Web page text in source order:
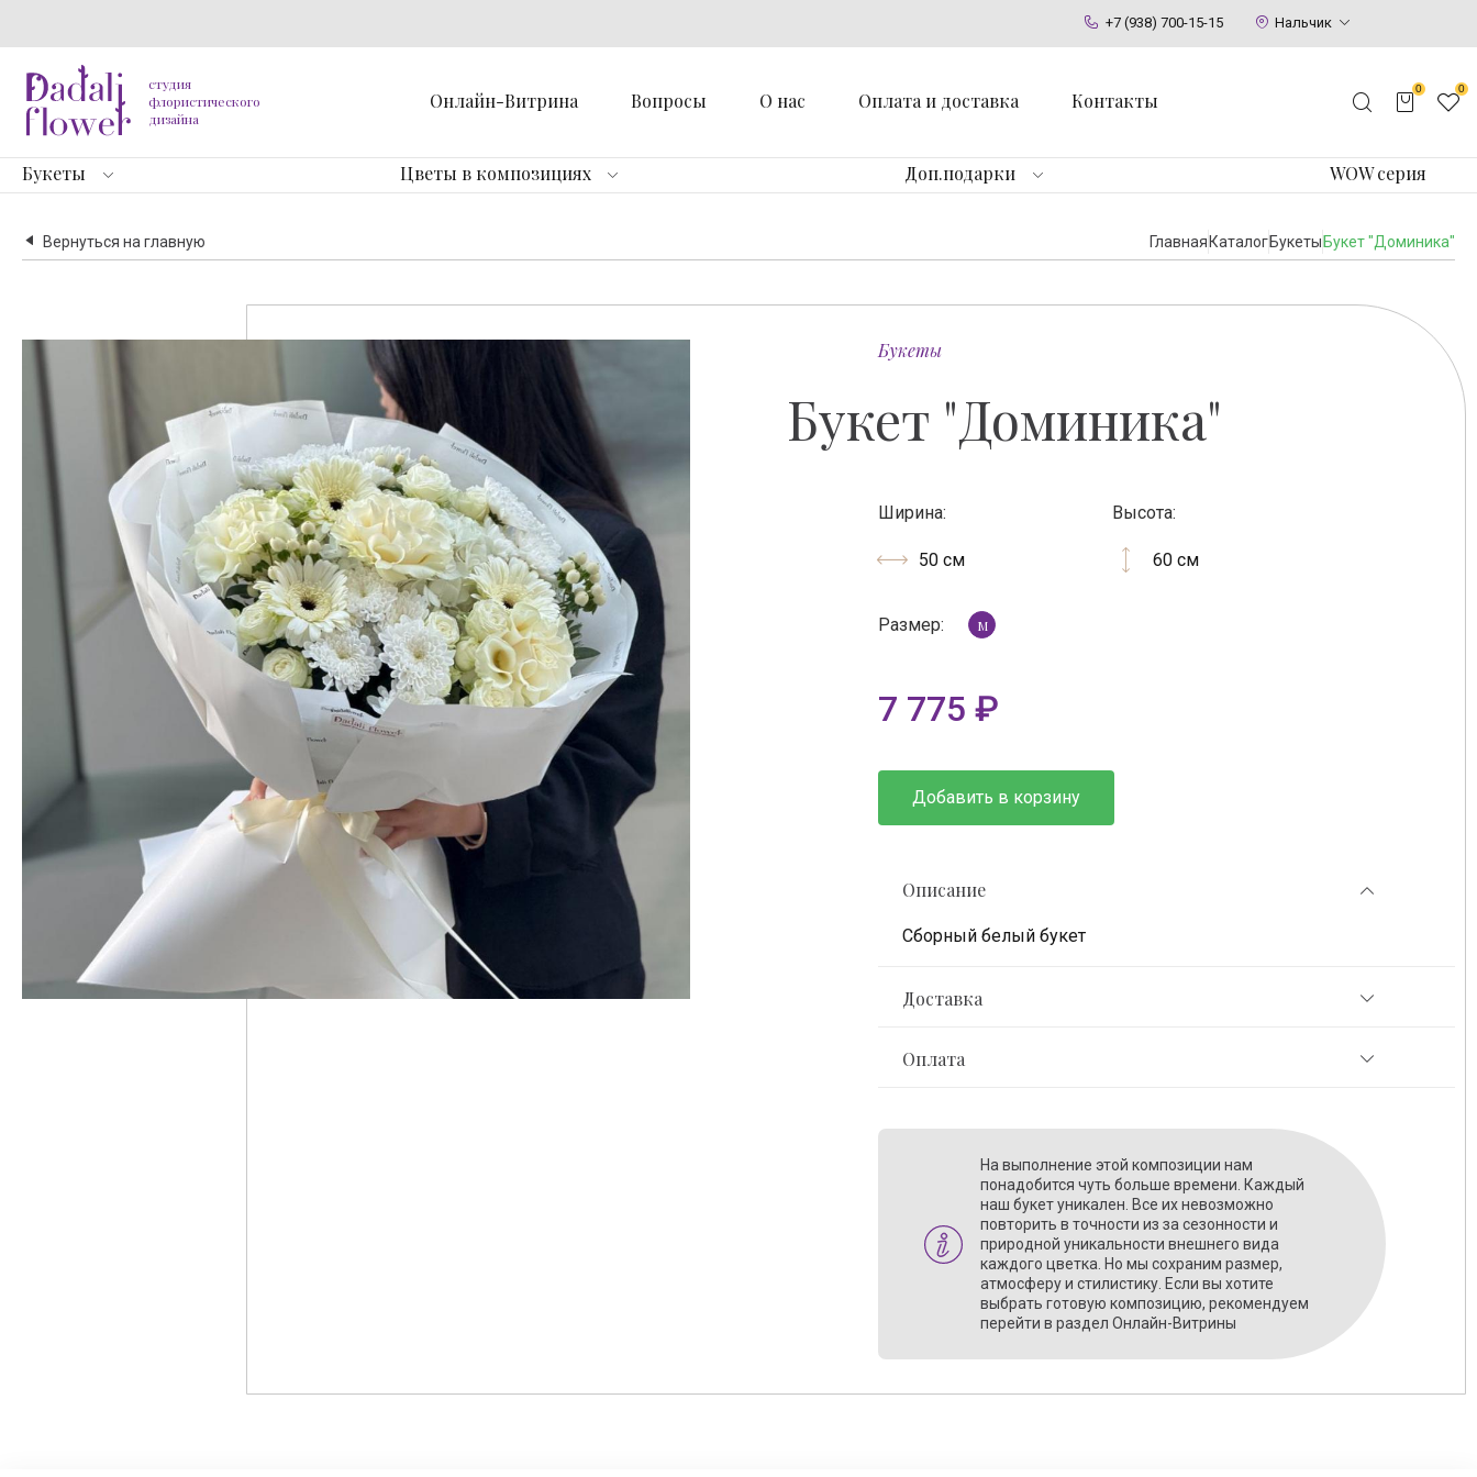
+7 (938) 700-15-15 Нальчик
студия
флористического
дизайна
Онлайн-Витрина Вопросы О нас Оплата и доставка Контакты
0 0
Букеты Цветы в композициях Доп.подарки WOW серия
Вернуться на главную Главная КаталогБукеты Букет "Доминика"
Букеты
Букет "Доминика"
Ширина:
50 см
Высота:
60 см
Размер: M
7 775 ₽
Добавить в корзину
Описание
Сборный белый букет
Доставка
Оплата
На выполнение этой композиции нам
понадобится чуть больше времени. Каждый
наш букет уникален. Все их невозможно
повторить в точности из за сезонности и
природной уникальности внешнего вида
каждого цветка. Но мы сохраним размер,
атмосферу и стилистику. Если вы хотите
выбрать готовую композицию, рекомендуем
перейти в раздел Онлайн-Витрины